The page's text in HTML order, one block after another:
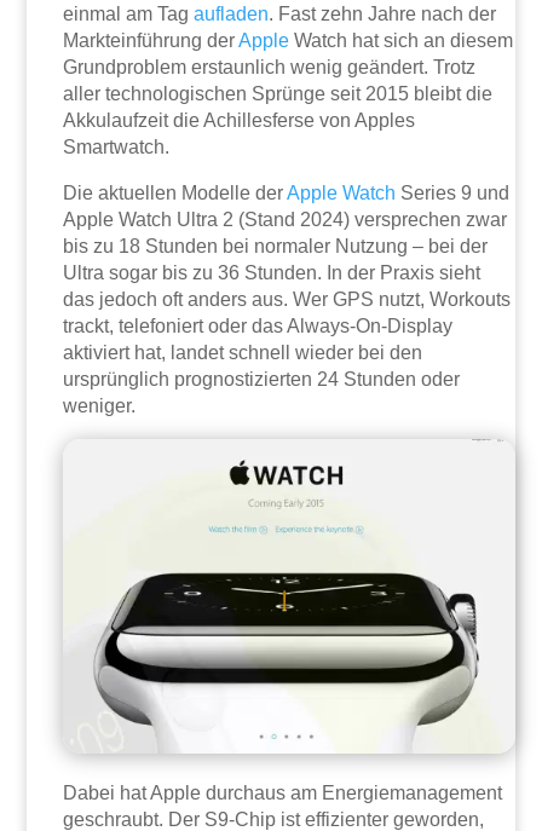
einmal am Tagaufladen. Fast zehn Jahre nach der
Markteinführung derApple Watch hat sich an diesem
Grundproblem erstaunlich wenig geändert. Trotz
aller technologischen Sprünge seit 2015 bleibt die
Akkulaufzeit die Achillesferse von Apples
Smartwatch.
Die aktuellen Modelle derApple Watch Series 9 und
Apple Watch Ultra 2 (Stand 2024) versprechen zwar
bis zu 18 Stunden bei normaler Nutzung – bei der
Ultra sogar bis zu 36 Stunden. In der Praxis sieht
das jedoch oft anders aus. Wer GPS nutzt, Workouts
trackt, telefoniert oder das Always-On-Display
aktiviert hat, landet schnell wieder bei den
ursprünglich prognostizierten 24 Stunden oder
weniger.
Dabei hat Apple durchaus am Energiemanagement
geschraubt. Der S9-Chip ist effizienter geworden,